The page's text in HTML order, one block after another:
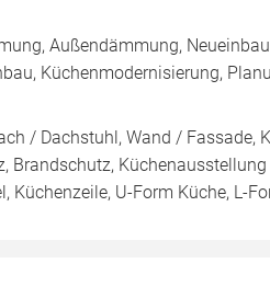
Außendämmung,
Küchenmodernisierung,
/ Dachstuhl, Wand / Fassade,
Brandschutz,
U-Form Küche, L-